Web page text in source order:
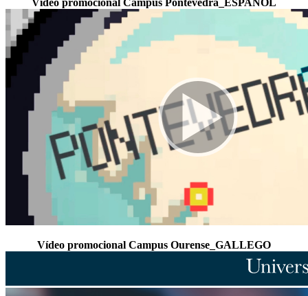
Vídeo promocional Campus Ourense_GALLEGO